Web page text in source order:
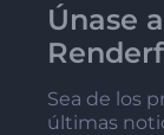
Únase
Sea de los
últimas